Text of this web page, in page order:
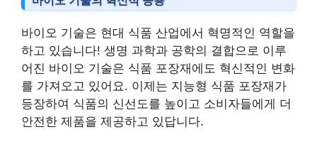
바이오 기술은 현대 식품 산업에서 혁명적인 역할을
하고 있습니다! 생명 과학과 공학의 결합으로 이루
어진 바이오 기술은 식품 포장재에도 혁신적인 변화
를 가져오고 있어요. 이제는 지능형 식품 포장재가
등장하여 식품의 신선도를 높이고 소비자들에게 더
안전한 제품을 제공하고 있답니다.